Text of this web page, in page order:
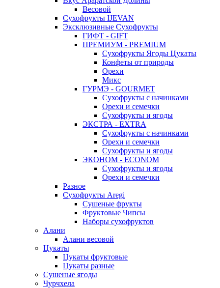
Весовой
Сухофрукты IJEVAN
Эксклюзивные Сухофрукты
ГИФТ - GIFT
ПРЕМИУМ - PREMIUM
Сухофрукты Ягоды Цукаты
Конфеты от природы
Орехи
Микс
ГУРМЭ - GOURMET
Сухофрукты с начинками
Орехи и семечки
Сухофрукты и ягоды
ЭКСТРА - EXTRA
Сухофрукты с начинками
Орехи и семечки
Сухофрукты и ягоды
ЭКОНОМ - ECONOM
Сухофрукты и ягоды
Орехи и семечки
Разное
Сухофрукты Aregi
Сушеные фрукты
Фруктовые Чипсы
Наборы сухофруктов
Алани
Алани весовой
Цукаты
Цукаты фруктовые
Цукаты разные
Сушеные ягоды
Чурчхела